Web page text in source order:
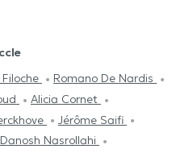
Romano De Nardis
Alicia Cornet
Jérôme Saifi
Danosh Nasrollahi